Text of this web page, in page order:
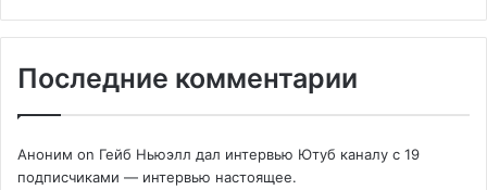
Последние комментарии
Аноним on Гейб Ньюэлл дал интервью Ютуб каналу с 19
подписчиками — интервью настоящее.